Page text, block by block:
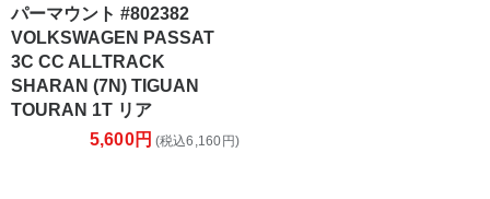
パーマウント #802382
VOLKSWAGEN PASSAT
3C CC ALLTRACK
SHARAN (7N) TIGUAN
TOURAN 1T リア
5,600円 (税込6,160円)